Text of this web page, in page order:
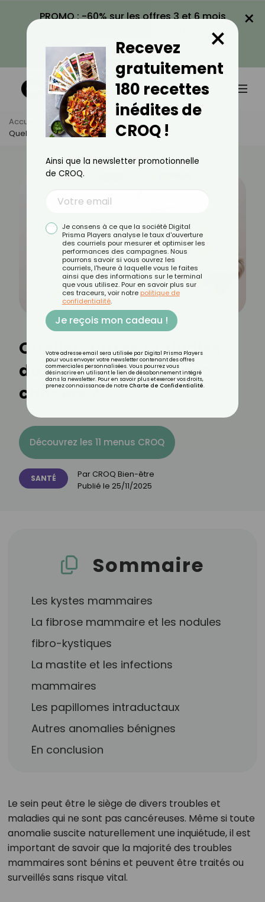
PROMO : -60% sur les offres 3 et 6 mois
VOIR LA PROMO
×
Accueil Actus
Santé
Quelles Autres Maladies Du Sein Ne Sont Pas Des Cancers ?
Quelles autres maladies
du sein ne sont pas des
cancers ?
Découvrez les 11 menus CROQ
SANTÉ Par CROQ Bien-être
Publié le 25/11/2025
Sommaire
Les kystes mammaires
La fibrose mammaire et les nodules
fibro-kystiques
La mastite et les infections
mammaires
Les papillomes intraductaux
Autres anomalies bénignes
En conclusion
Le sein peut être le siège de divers troubles et
maladies qui ne sont pas cancéreuses. Même si toute
anomalie suscite naturellement une inquiétude, il est
important de savoir que la majorité des troubles
mammaires sont bénins et peuvent être traités ou
surveillés sans risque vital.
Recevez
gratuitement
180 recettes
inédites de
CROQ !
×
Ainsi que la newsletter promotionnelle
de CROQ.
Je consens à ce que la société Digital
Prisma Players analyse le taux d'ouverture
des courriels pour mesurer et optimiser les
performances des campagnes. Nous
pourrons savoir si vous ouvrez les
courriels, l'heure à laquelle vous le faites
ainsi que des informations sur le terminal
que vous utilisez. Pour en savoir plus sur
ces traceurs, voir notre politique de
confidentialité.
Je reçois mon cadeau !
Votre adresse email sera utilisée par Digital Prisma Players
pour vous envoyer votre newsletter contenant des offres
commerciales personnalisées. Vous pourrez vous
désinscrire en utilisant le lien de désabonnement intégré
dans la newsletter. Pour en savoir plus et exercer vos droits,
prenez connaissance de notre Charte de Confidentialité.